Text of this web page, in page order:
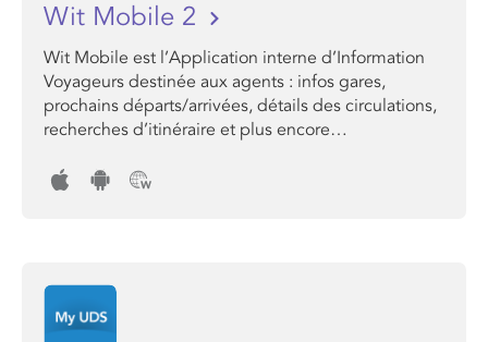
Wit Mobile 2
Wit Mobile est l’Application interne d’Information
Voyageurs destinée aux agents : infos gares,
prochains départs/arrivées, détails des circulations,
recherches d’itinéraire et plus encore…